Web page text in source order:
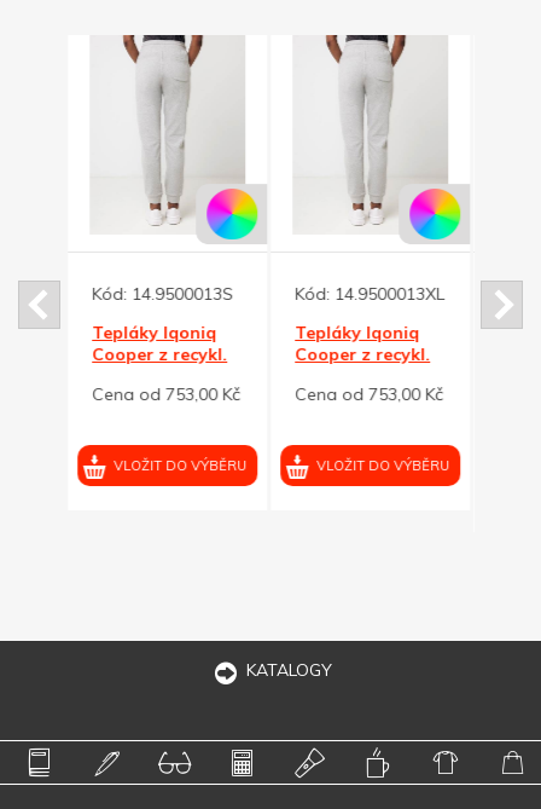
Kód: 14.9500013S
Tepláky Iqoniq
Cooper z recykl.
Cena od 753,00 Kč
VLOŽIT DO VÝBĚRU
Kód: 14.9500013XL
Tepláky Iqoniq
Cooper z recykl.
Cena od 753,00 Kč
VLOŽIT DO VÝBĚRU
Kód:
KATALOGY